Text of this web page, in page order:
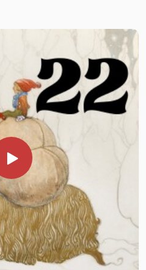
besök
berattarstunder-
innehåller Jämtland.
Institutet för språk och
hjälp med pitepaltens
paltens-historia/
1235672431
Vill du, din
från Hälsingland för en
eller ring
Mer information
anlita-oss/
planerar att under
i Hälsingland med omnejd
För att dessa evenemang